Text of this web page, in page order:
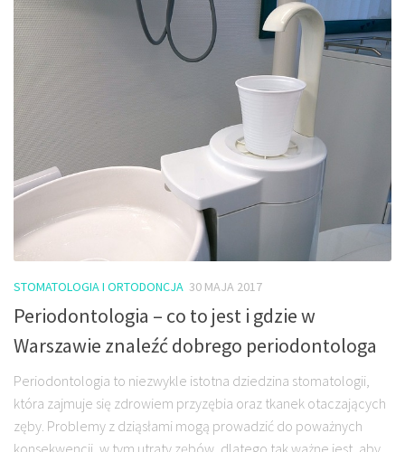
STOMATOLOGIA I ORTODONCJA 30 MAJA 2017
Periodontologia – co to jest i gdzie w
Warszawie znaleźć dobrego periodontologa
Periodontologia to niezwykle istotna dziedzina stomatologii,
która zajmuje się zdrowiem przyzębia oraz tkanek otaczających
zęby. Problemy z dziąsłami mogą prowadzić do poważnych
konsekwencji, w tym utraty zębów, dlatego tak ważne jest, aby